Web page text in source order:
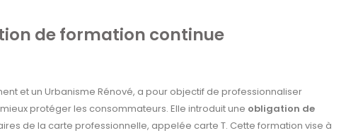
de formation continue
et un Urbanisme Rénové, a pour objectif de professionnaliser
protéger les consommateurs. Elle introduit une obligation de
de la carte professionnelle, appelée carte T. Cette formation vise à